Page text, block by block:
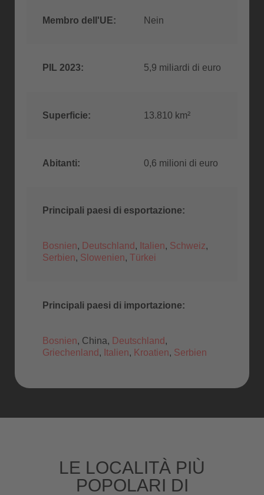
Membro dell'UE: Nein
PIL 2023: 5,9 miliardi di euro
Superficie: 13.810 km²
Abitanti: 0,6 milioni di euro
Principali paesi di esportazione:
Bosnien, Deutschland , Italien, Schweiz,
Serbien, Slowenien,Türkei
Principali paesi di importazione:
Bosnien, China, Deutschland ,
Griechenland , Italien, Kroatien, Serbien
LE LOCALITÀ PIÙ
POPOLARI DI